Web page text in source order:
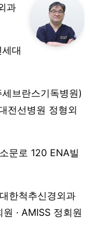
과
대
브란스기독병원)
전선병원 정형외
문로 120 ENA빌
한척추신경외과
· AMISS 정회원